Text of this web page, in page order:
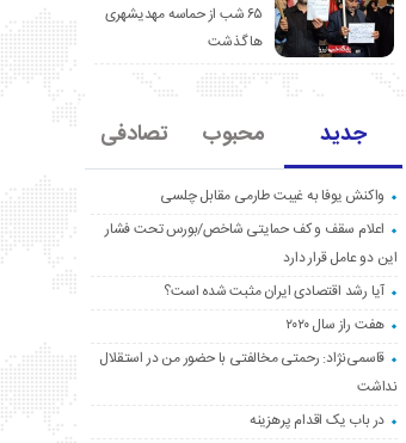
۶۵ شب از حماسه مهدیشهری
ها گذشت
جدید محبوب تصادفی
واکنش یوفا به غیبت طارمی مقابل چلسی
اعلام سقف و کف حمایتی شاخص/بورس تحت فشار
این دو عامل قرار دارد
آیا رشد اقتصادی ایران مثبت شده است؟
هفت راز سال ۲۰۲۰
قاسمی‌نژاد: رحمتی مخالفتی با حضور من در استقلال
نداشت
در باب یک اقدام پرهزینه